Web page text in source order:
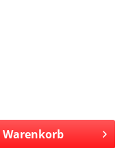
Warenkorb